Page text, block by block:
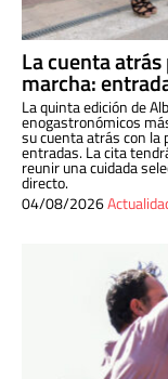
La cuenta
marcha:
La quinta edición de
enogastronómicos
su cuenta atrás con la
entradas. La cita
reunir una cuidada
directo.
04/08/2026